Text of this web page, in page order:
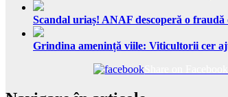
Scandal uriaș! ANAF descoperă o
Grindina amenință viile: Viticultorii cer